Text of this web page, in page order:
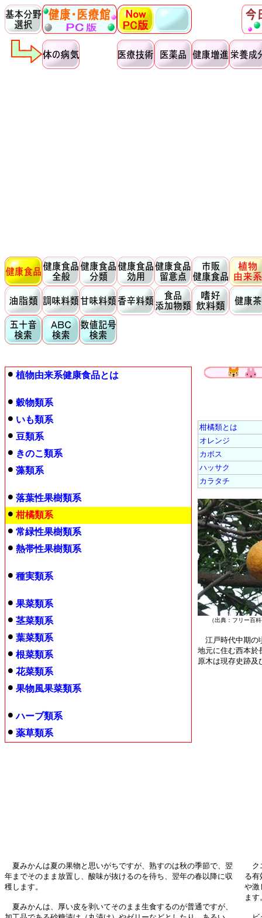
柑橘類とは
オレンジ
カボス
ハッサク
カラタチ
（出典：フリー百
江戸時代中期の
地元に住む西本於
原木は現存史跡及
植物由来系健康食品とは
穀物類系
いも類系
豆類系
きのこ類系
藻類系
落葉性果樹類系
柑橘類系
常緑性果樹類系
熱帯性果樹類系
種実類系
果菜類系
茎菜類系
葉菜類系
根菜類系
花菜類系
果物風果菜類系
ハーブ類系
薬草類系
夏みかんは夏の果物と思いがちですが、熟すのは秋の季節で、翌
年までそのまま放置し、酸味が抜けるのを待ち、翌年の春以降に収
穫します。
夏みかんは、厚い皮を剥いてそのまま生食するのが普通ですが、
ク
る有
や激
ます